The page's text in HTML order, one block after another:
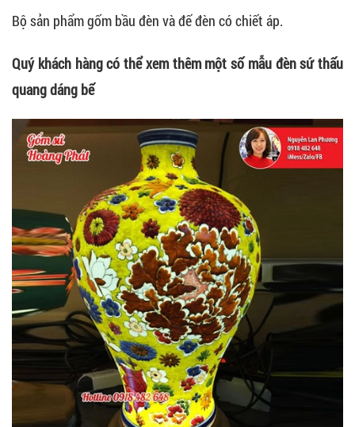
Bộ sản phẩm gốm bầu đèn và đế đèn có chiết áp.
Quý khách hàng có thể xem thêm một số mẫu đèn sứ thấu
quang dáng bế